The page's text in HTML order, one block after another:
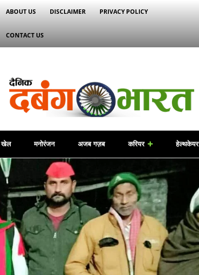
ABOUT US DISCLAIMER PRIVACY POLICY
CONTACT US
खेल मनोरंजन अजब गज़ब करियर हेल्थकेयर